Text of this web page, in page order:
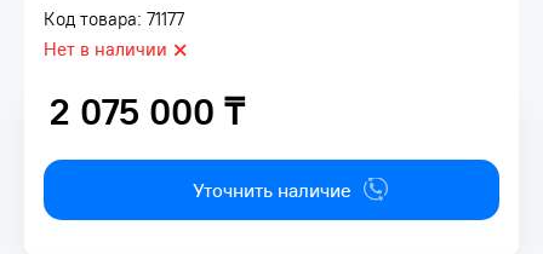
Код товара: 71177
Нет в наличии
2 075 000 ₸
2 075 000 ₸
Уточнить наличие